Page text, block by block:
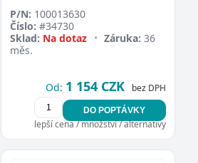
P/N: 100013630
Číslo: #34730
Sklad: Na dotaz • Záruka: 36
měs.
Od: 1 154 CZK bez DPH
DO POPTÁVKY
lepší cena / množství / alternativy